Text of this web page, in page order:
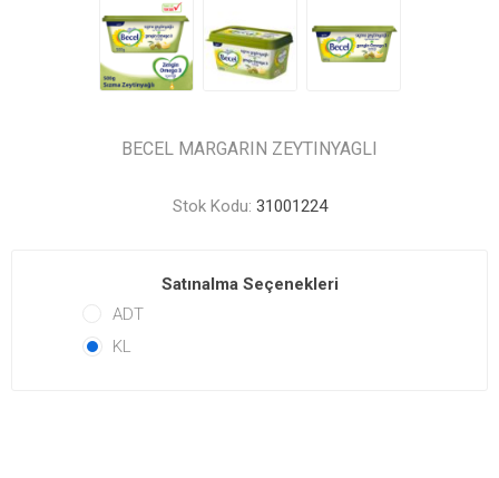
BECEL MARGARIN ZEYTINYAGLI
Stok Kodu: 31001224
Satınalma Seçenekleri
ADT
KL